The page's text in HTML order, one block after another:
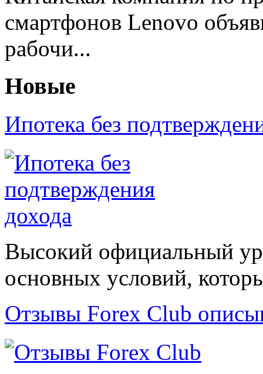
смартфонов Lenovo
рабочи...
Новые
Ипотека без
Высокий официальный
основных условий,
Отзывы Forex Сlub